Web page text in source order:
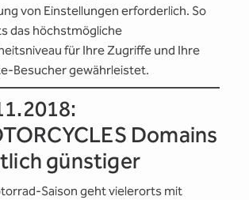
von Einstellungen erforderlich. So
das höchstmögliche
für Ihre Zugriffe und Ihre
Besucher gewährleistet.
Domains
günstiger
Saison geht vielerorts mit